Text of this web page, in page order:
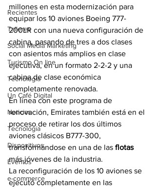
Recientes
Talleres
Social Media Marketing
Turismo On line
Tecnología
Un Café Digital
Noticias
Tecnología
Dispositivos
Eventos
e-commerce
millones en esta modernización para
equipar los 10 aviones Boeing 777-
200LR con una nueva configuración de
cabina, pasando de tres a dos clases
con asientos más amplios en clase
ejecutiva, en un formato 2-2-2 y una
cabina de clase económica
completamente renovada.
En línea con este programa de
renovación, Emirates también está en el
proceso de retirar los dos últimos
aviones clásicos B777-300,
transformándose en una de las flotas
más jóvenes de la industria.
La reconfiguración de los 10 aviones se
ejecutó completamente en las